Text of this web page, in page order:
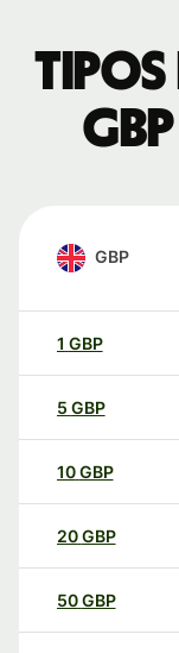
Tipos
GBP
1 GBP
5 GBP
10GBP
20GBP
50GBP